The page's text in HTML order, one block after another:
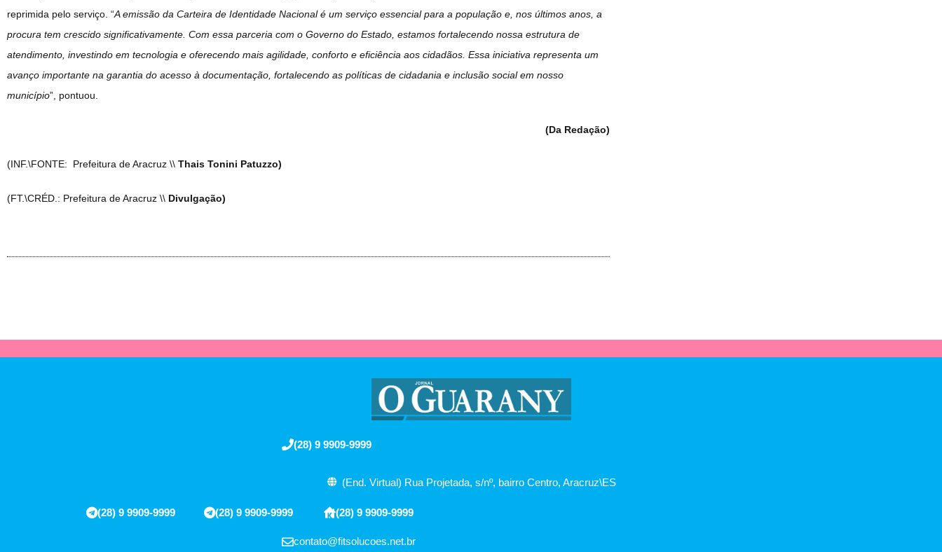
reprimida pelo serviço. “A emissão da Carteira de Identidade Nacional é um serviço essencial para a população e, nos últimos anos, a
procura tem crescido significativamente. Com essa parceria com o Governo do Estado, estamos fortalecendo nossa estrutura de
atendimento, investindo em tecnologia e oferecendo mais agilidade, conforto e eficiência aos cidadãos. Essa iniciativa representa um
avanço importante na garantia do acesso à documentação, fortalecendo as políticas de cidadania e inclusão social em nosso
município”, pontuou.
(Da Redação)
(INF.\FONTE: Prefeitura de Aracruz \\ Thais Tonini Patuzzo)
(FT.\CRÉD.: Prefeitura de Aracruz \\ Divulgação)
(28) 9 9909-9999
(End. Virtual) Rua Projetada, s/nº, bairro Centro, Aracruz\ES
(28) 9 9909-9999 (28) 9 9909-9999 (28) 9 9909-9999
contato@fitsolucoes.net.br